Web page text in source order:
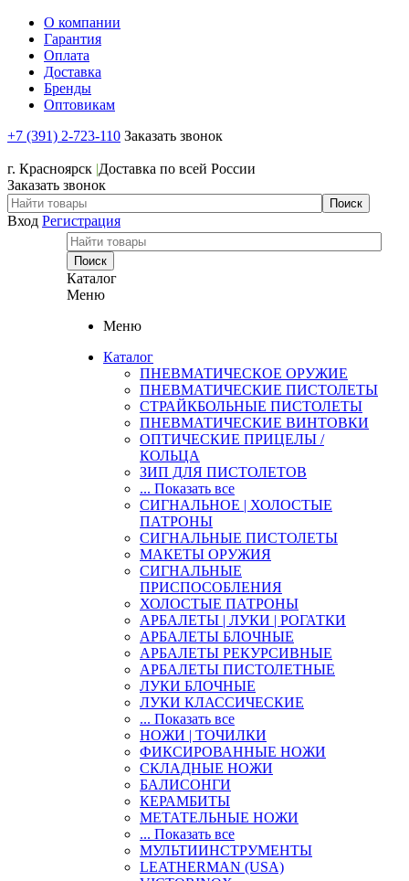
О компании
Гарантия
Оплата
Доставка
Бренды
Оптовикам
+7 (391) 2-723-110 Заказать звонок
г. Красноярск |Доставка по всей России
Заказать звонок
Вход Регистрация
Каталог
Меню
Меню
Каталог
ПНЕВМАТИЧЕСКОЕ ОРУЖИЕ
ПНЕВМАТИЧЕСКИЕ ПИСТОЛЕТЫ
СТРАЙКБОЛЬНЫЕ ПИСТОЛЕТЫ
ПНЕВМАТИЧЕСКИЕ ВИНТОВКИ
ОПТИЧЕСКИЕ ПРИЦЕЛЫ /
КОЛЬЦА
ЗИП ДЛЯ ПИСТОЛЕТОВ
... Показать все
СИГНАЛЬНОЕ | ХОЛОСТЫЕ
ПАТРОНЫ
СИГНАЛЬНЫЕ ПИСТОЛЕТЫ
МАКЕТЫ ОРУЖИЯ
СИГНАЛЬНЫЕ
ПРИСПОСОБЛЕНИЯ
ХОЛОСТЫЕ ПАТРОНЫ
АРБАЛЕТЫ | ЛУКИ | РОГАТКИ
АРБАЛЕТЫ БЛОЧНЫЕ
АРБАЛЕТЫ РЕКУРСИВНЫЕ
АРБАЛЕТЫ ПИСТОЛЕТНЫЕ
ЛУКИ БЛОЧНЫЕ
ЛУКИ КЛАССИЧЕСКИЕ
... Показать все
НОЖИ | ТОЧИЛКИ
ФИКСИРОВАННЫЕ НОЖИ
СКЛАДНЫЕ НОЖИ
БАЛИСОНГИ
КЕРАМБИТЫ
МЕТАТЕЛЬНЫЕ НОЖИ
... Показать все
МУЛЬТИИНСТРУМЕНТЫ
LEATHERMAN (USA)